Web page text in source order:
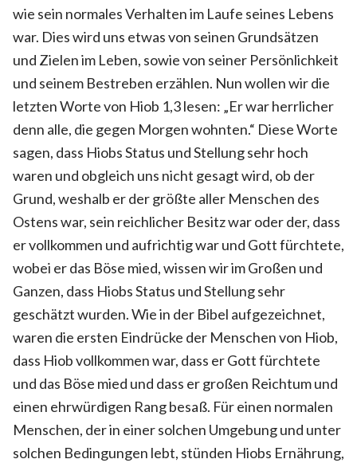
wie sein normales Verhalten im Laufe seines Lebens
war. Dies wird uns etwas von seinen Grundsätzen
und Zielen im Leben, sowie von seiner Persönlichkeit
und seinem Bestreben erzählen. Nun wollen wir die
letzten Worte von Hiob 1,3 lesen: „Er war herrlicher
denn alle, die gegen Morgen wohnten.“ Diese Worte
sagen, dass Hiobs Status und Stellung sehr hoch
waren und obgleich uns nicht gesagt wird, ob der
Grund, weshalb er der größte aller Menschen des
Ostens war, sein reichlicher Besitz war oder der, dass
er vollkommen und aufrichtig war und Gott fürchtete,
wobei er das Böse mied, wissen wir im Großen und
Ganzen, dass Hiobs Status und Stellung sehr
geschätzt wurden. Wie in der Bibel aufgezeichnet,
waren die ersten Eindrücke der Menschen von Hiob,
dass Hiob vollkommen war, dass er Gott fürchtete
und das Böse mied und dass er großen Reichtum und
einen ehrwürdigen Rang besaß. Für einen normalen
Menschen, der in einer solchen Umgebung und unter
solchen Bedingungen lebt, stünden Hiobs Ernährung,